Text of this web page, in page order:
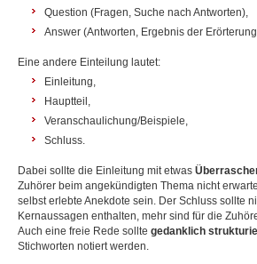
Question (Fragen, Suche nach Antworten),
Answer (Antworten, Ergebnis der
Eine andere Einteilung lautet:
Einleitung,
Hauptteil,
Veranschaulichung/Beispiele,
Schluss.
Dabei sollte die Einleitung mit etwas
Zuhörer beim angekündigten Thema nicht
selbst erlebte Anekdote sein. Der Schluss sollte
Kernaussagen enthalten, mehr sind für die
Auch eine freie Rede sollte gedanklich
Stichworten notiert werden.